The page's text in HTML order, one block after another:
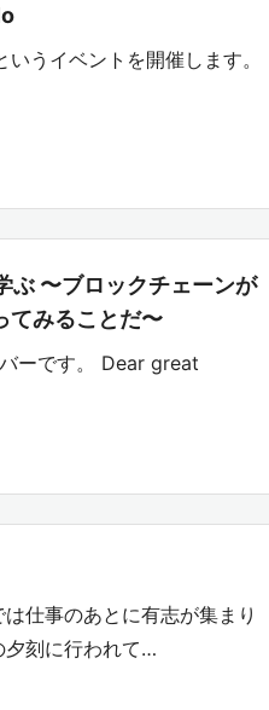
うイベントを開催します。
ぶ 〜ブロックチェーンが
てみることだ〜
ーです。 Dear great
仕事のあとに有志が集まり
夕刻に行われて…